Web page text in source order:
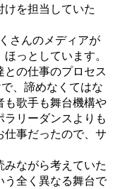
を担当していた
さんのメディアが
っとしています。
の仕事のプロセス
、諦めなくてはな
も歌手も舞台機構や
リーダンスよりも
事だったので、サ
ながら考えていた
う全く異なる舞台で